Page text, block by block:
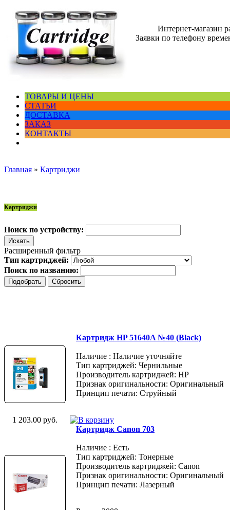
Интернет-магазин
Заявки по телефону
ТОВАРЫ И ЦЕНЫ
СТАТЬИ
ДОСТАВКА
ЗАКАЗ
КОНТАКТЫ
Главная » Картриджи
Картриджи
Поиск по устройству:
Расширенный фильтр
Тип картриджей:
Поиск по названию:
Картридж HP 51640A №40 (Black)
Наличие : Наличие уточняйте
Тип картриджей: Чернильные
Производитель картриджей: HP
Признак оригинальности: Оригинальный
Принцип печати: Струйный
1 203.00 руб.
Картридж Canon 703
Наличие : Есть
Тип картриджей: Тонерные
Производитель картриджей: Canon
Признак оригинальности: Оригинальный
Принцип печати: Лазерный